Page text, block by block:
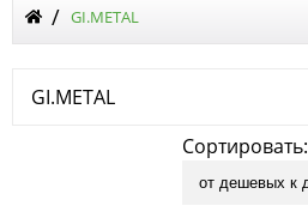
GI.METAL
GI.METAL
Сортировать: